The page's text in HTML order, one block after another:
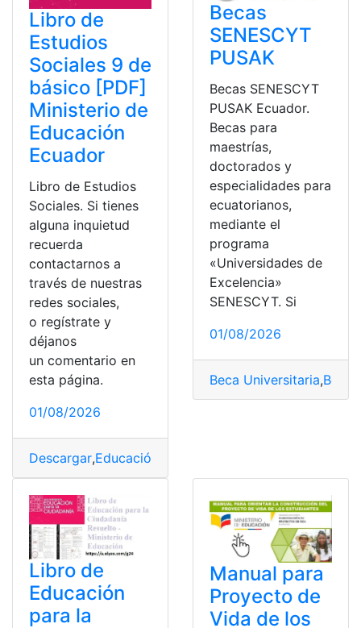
Libro de
Estudios
Sociales 9 de
básico [PDF]
Ministerio de
Educación
Ecuador
Libro de Estudios
Sociales. Si tienes
alguna inquietud
recuerda
contactarnos a
través de nuestras
redes sociales,
o regístrate y
déjanos
un comentario en
esta página.
01/08/2026
Descargar,Educación
Becas
SENESCYT
PUSAK
Becas SENESCYT
PUSAK Ecuador.
Becas para
maestrías,
doctorados y
especialidades para
ecuatorianos,
mediante el
programa
«Universidades de
Excelencia»
SENESCYT. Si
01/08/2026
Beca Universitaria,Becas
Libro de
Educación
para la
Manual para
Proyecto de
Vida de los